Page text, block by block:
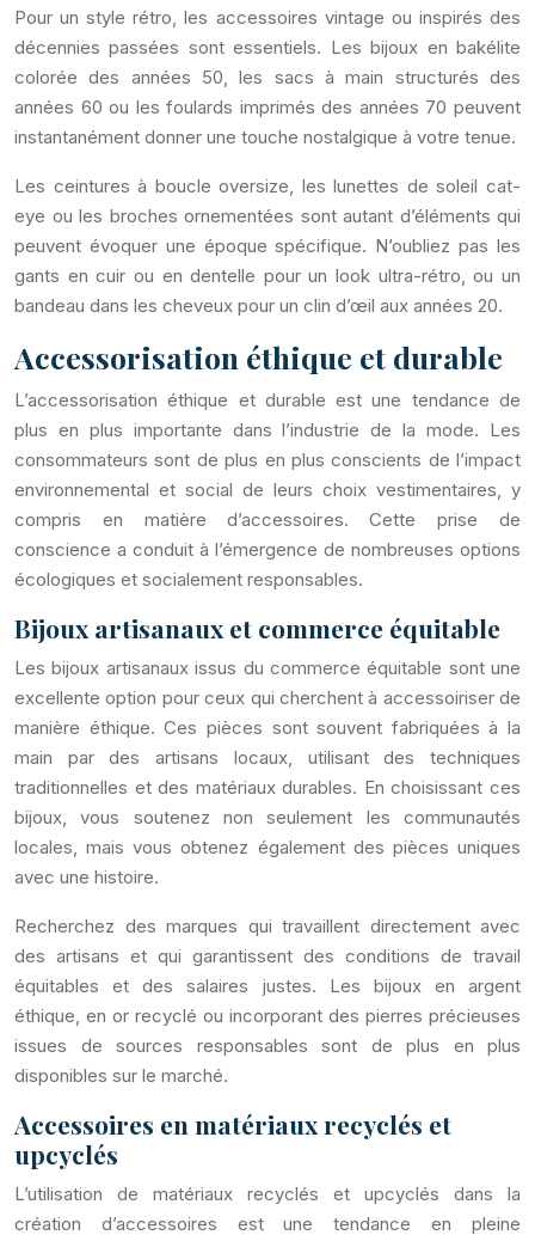
Pour un style rétro, les accessoires vintage ou inspirés des
décennies passées sont essentiels. Les bijoux en bakélite
colorée des années 50, les sacs à main structurés des
années 60 ou les foulards imprimés des années 70 peuvent
instantanément donner une touche nostalgique à votre tenue.
Les ceintures à boucle oversize, les lunettes de soleil cat-
eye ou les broches ornementées sont autant d’éléments qui
peuvent évoquer une époque spécifique. N’oubliez pas les
gants en cuir ou en dentelle pour un look ultra-rétro, ou un
bandeau dans les cheveux pour un clin d’œil aux années 20.
Accessorisation éthique et durable
L’accessorisation éthique et durable est une tendance de
plus en plus importante dans l’industrie de la mode. Les
consommateurs sont de plus en plus conscients de l’impact
environnemental et social de leurs choix vestimentaires, y
compris en matière d’accessoires. Cette prise de
conscience a conduit à l’émergence de nombreuses options
écologiques et socialement responsables.
Bijoux artisanaux et commerce équitable
Les bijoux artisanaux issus du commerce équitable sont une
excellente option pour ceux qui cherchent à accessoiriser de
manière éthique. Ces pièces sont souvent fabriquées à la
main par des artisans locaux, utilisant des techniques
traditionnelles et des matériaux durables. En choisissant ces
bijoux, vous soutenez non seulement les communautés
locales, mais vous obtenez également des pièces uniques
avec une histoire.
Recherchez des marques qui travaillent directement avec
des artisans et qui garantissent des conditions de travail
équitables et des salaires justes. Les bijoux en argent
éthique, en or recyclé ou incorporant des pierres précieuses
issues de sources responsables sont de plus en plus
disponibles sur le marché.
Accessoires en matériaux recyclés et
upcyclés
L’utilisation de matériaux recyclés et upcyclés dans la
création d’accessoires est une tendance en pleine